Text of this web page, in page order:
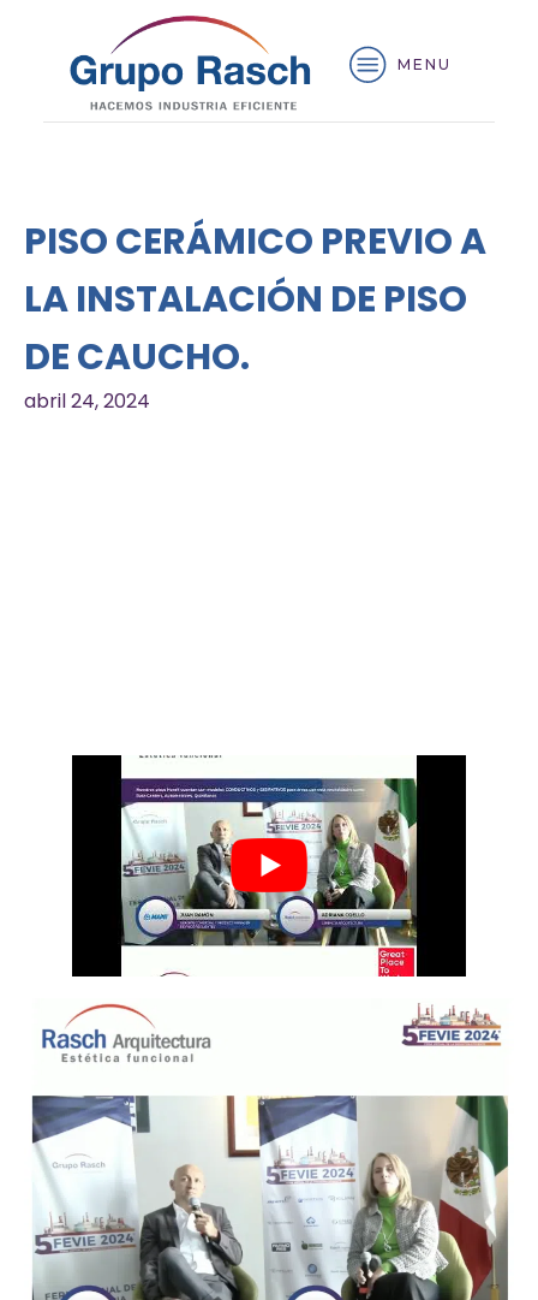
MENU
PISO CERÁMICO PREVIO A
LA INSTALACIÓN DE PISO
DE CAUCHO.
abril 24, 2024